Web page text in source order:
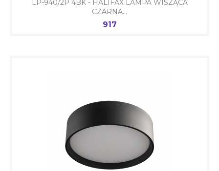
LP-940/2P 4BK - HALIFAX LAMPA WISZĄCA
CZARNA...
Cena
917